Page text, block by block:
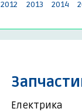
2012 2013 2014
Електрика